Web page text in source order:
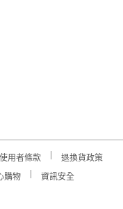
用者條款
退換貨政策
購物
資訊安全